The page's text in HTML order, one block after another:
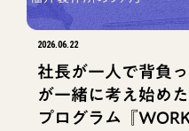
#兄姉ゼブラ
#0次産業を考える
#環境共
#地域型
#インパクトジャ
2026.06.22
社長が一人で背負
が一緒に考え始め
プログラム『